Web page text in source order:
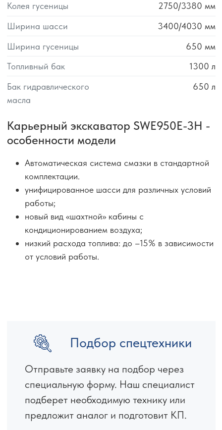
Колея гусеницы
2750/3380 мм
Ширина шасси
3400/4030 мм
Ширина гусеницы
650 мм
Топливный бак
1300 л
Бак гидравлического
масла
650 л
Карьерный экскаватор SWE950E-3H -
особенности модели
Автоматическая система смазки в стандартной
комплектации.
унифицированное шасси для различных условий
работы;
новый вид «шахтной» кабины с
кондиционированием воздуха;
низкий расхода топлива: до –15% в зависимости
от условий работы.
Подбор спецтехники
Отправьте заявку на подбор через
специальную форму. Наш специалист
подберет необходимую технику или
предложит аналог и подготовит КП.